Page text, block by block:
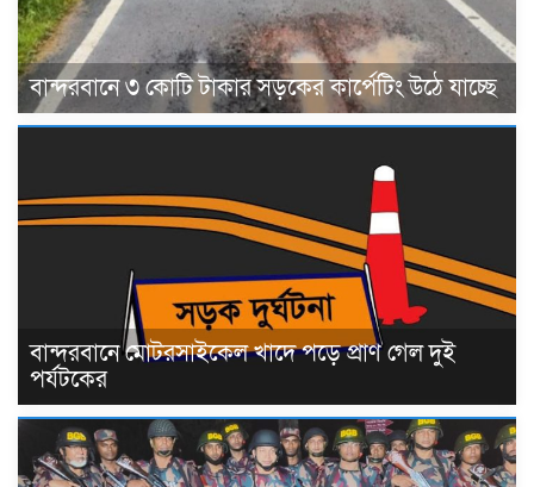
বান্দরবানে ৩ কোটি টাকার সড়কের কার্পেটিং উঠে যাচ্ছে
বান্দরবানে মোটরসাইকেল খাদে পড়ে প্রাণ গেল দুই
পর্যটকের